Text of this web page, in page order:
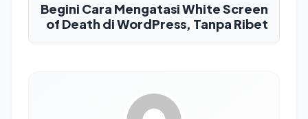
Begini Cara Mengatasi White Screen
of Death di WordPress, Tanpa Ribet